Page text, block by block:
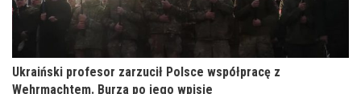
Ukraiński profesor zarzucił Polsce współpracę z
Wehrmachtem. Burza po jego wpisie